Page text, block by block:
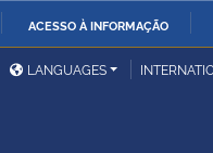
ACESSO À INFORMAÇÃO
das Relações
LANGUAGES